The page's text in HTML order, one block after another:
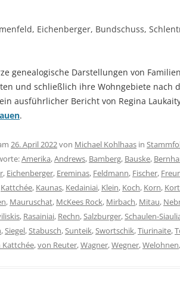
Eichenberger, Bundschuss,
genealogische Darstellungen von
und schließlich ihre Wohngebiete nach
ein ausführlicher Bericht von
.
26. April 2022von Michael Kohlhaas in
Amerika,Andrews, Bamberg, Bauske,
, Eichenberger, Ereminas, Feldmann, Fischer,
Kattchée, Kaunas, Kedainiai, Klein, Koch, Korn,
, Mauruschat, McKees Rock, Mirbach, Mitau,
, Rasainiai, Rechn,Salzburger,Schaulen-
,Siegel,Stabusch,Sunteik,Swortschik,Tiurinaite,
Kattchée,von Reuter,Wagner,Wegner,Welohnen,